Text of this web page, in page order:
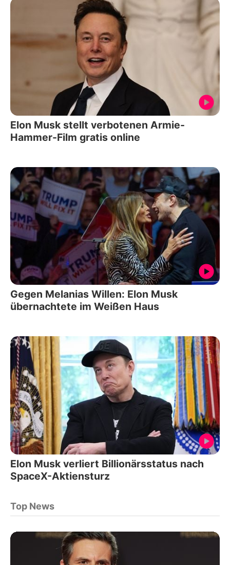
Elon Musk stellt verbotenen Armie-
Hammer-Film gratis online
Gegen Melanias Willen: Elon Musk
übernachtete im Weißen Haus
Elon Musk verliert Billionärsstatus nach
SpaceX-Aktiensturz
Top News